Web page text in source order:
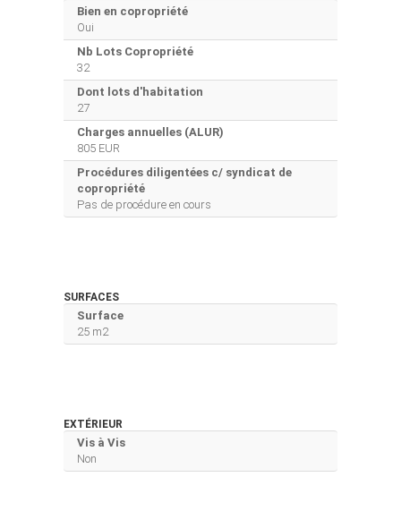
Bien en copropriété
Oui
Nb Lots Copropriété
32
Dont lots d'habitation
27
Charges annuelles (ALUR)
805 EUR
Procédures diligentées c/ syndicat de
copropriété
Pas de procédure en cours
SURFACES
Surface
25 m2
EXTÉRIEUR
Vis à Vis
Non